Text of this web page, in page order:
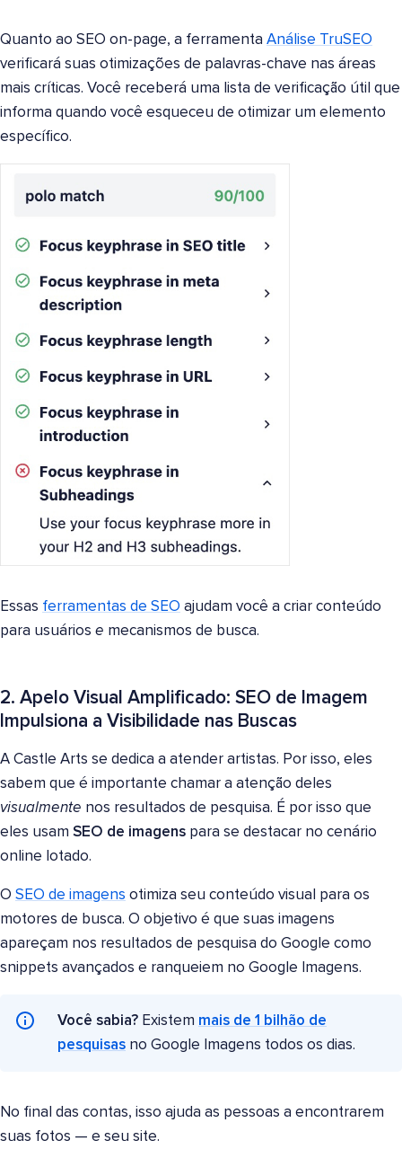
Quanto ao SEO on-page, a ferramenta Análise TruSEO
verificará suas otimizações de palavras-chave nas áreas
mais críticas. Você receberá uma lista de verificação útil que
informa quando você esqueceu de otimizar um elemento
específico.
Essas ferramentas de SEO ajudam você a criar conteúdo
para usuários e mecanismos de busca.
2. Apelo Visual Amplificado: SEO de Imagem
Impulsiona a Visibilidade nas Buscas
A Castle Arts se dedica a atender artistas. Por isso, eles
sabem que é importante chamar a atenção deles
visualmente nos resultados de pesquisa. É por isso que
eles usam SEO de imagens para se destacar no cenário
online lotado.
O SEO de imagens otimiza seu conteúdo visual para os
motores de busca. O objetivo é que suas imagens
apareçam nos resultados de pesquisa do Google como
snippets avançados e ranqueiem no Google Imagens.
Você sabia? Existem mais de 1 bilhão de
pesquisas no Google Imagens todos os dias.
No final das contas, isso ajuda as pessoas a encontrarem
suas fotos — e seu site.